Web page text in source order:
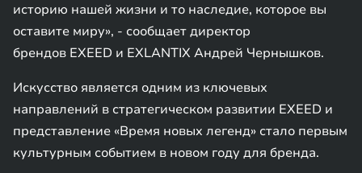
историю нашей жизни и то наследие, которое вы
оставите миру», - сообщает директор
брендов EXEED и EXLANTIX Андрей Чернышков.
Искусство является одним из ключевых
направлений в стратегическом развитии EXEED и
представление «Время новых легенд» стало первым
культурным событием в новом году для бренда.